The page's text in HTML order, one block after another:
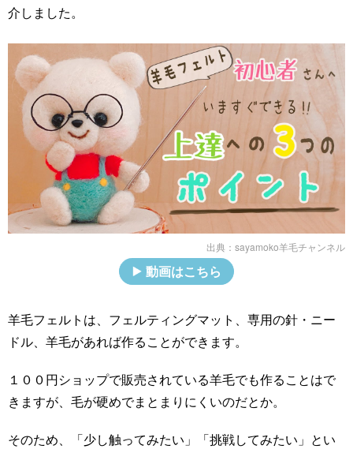
介しました。
出典： sayamoko羊毛チャンネル
動画はこちら
羊毛フェルトは、フェルティングマット、専用の針・ニー
ドル、羊毛があれば作ることができます。
１００円ショップで販売されている羊毛でも作ることはで
きますが、毛が硬めでまとまりにくいのだとか。
そのため、「少し触ってみたい」「挑戦してみたい」とい